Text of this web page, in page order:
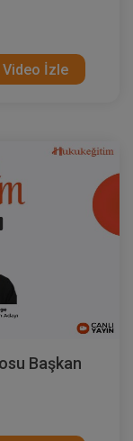
Video İzle
Başkan